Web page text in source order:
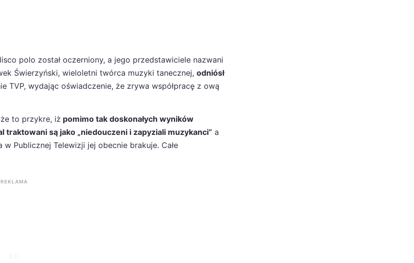
polo został oczerniony, a jego przedstawiciele nazwani
Świerzyński, wieloletni twórca muzyki tanecznej, odniósł
TVP, wydając oświadczenie, że zrywa współpracę z ową
to przykre, iż pomimo tak doskonałych wyników
traktowani są jako „niedouczeni i zapyziali muzykanci” a
Publicznej Telewizji jej obecnie brakuje. Całe
REKLAMA